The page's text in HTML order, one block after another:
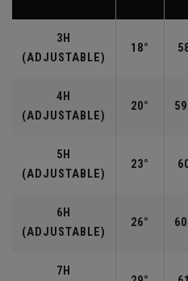
3H
(ADJUSTABLE)
18°
4H
(ADJUSTABLE)
20°
5H
(ADJUSTABLE)
23°
6H
(ADJUSTABLE)
26°
7H